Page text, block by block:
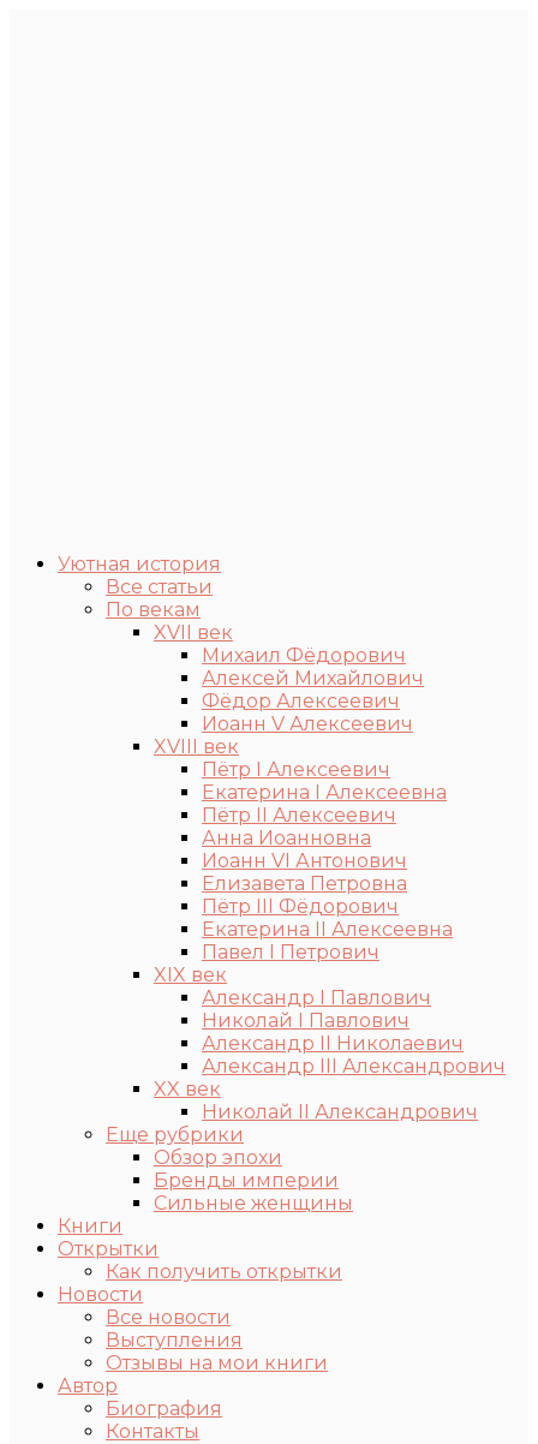
Уютная история
Все статьи
По векам
XVII век
Михаил Фёдорович
Алексей Михайлович
Фёдор Алексеевич
Иоанн V Алексеевич
XVIII век
Пётр I Алексеевич
Екатерина I Алексеевна
Пётр II Алексеевич
Анна Иоанновна
Иоанн VI Антонович
Елизавета Петровна
Пётр III Фёдорович
Екатерина II Алексеевна
Павел I Петрович
XIX век
Александр I Павлович
Николай I Павлович
Александр II Николаевич
Александр III Александрович
XX век
Николай II Александрович
Еще рубрики
Обзор эпохи
Бренды империи
Сильные женщины
Книги
Открытки
Как получить открытки
Новости
Все новости
Выступления
Отзывы на мои книги
Автор
Биография
Контакты